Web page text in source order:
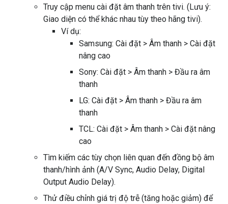
Truy cập menu cài đặt âm thanh trên tivi. (Lưu ý:
Giao diện có thể khác nhau tùy theo hãng tivi).
Ví dụ:
Samsung: Cài đặt > Âm thanh > Cài đặt
nâng cao
Sony: Cài đặt > Âm thanh > Đầu ra âm
thanh
LG: Cài đặt > Âm thanh > Đầu ra âm
thanh
TCL: Cài đặt > Âm thanh > Cài đặt nâng
cao
Tìm kiếm các tùy chọn liên quan đến đồng bộ âm
thanh/hình ảnh (A/V Sync, Audio Delay, Digital
Output Audio Delay).
Thử điều chỉnh giá trị độ trễ (tăng hoặc giảm) để